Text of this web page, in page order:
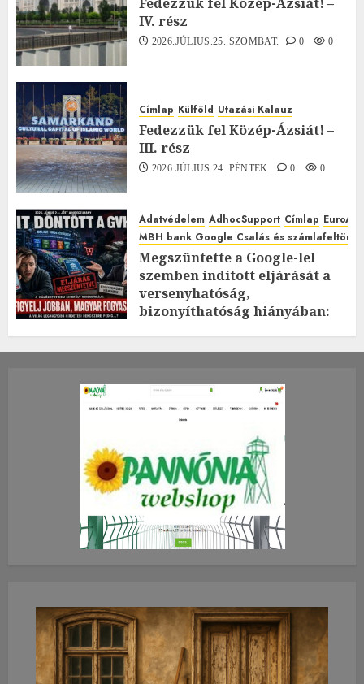
IV. rész
2026.JÚLIUS.25. SZOMBAT. 0 0
Címlap Külföld Utazási Kalauz
Fedezzük fel Közép-Ázsiát! –
III. rész
2026.JÚLIUS.24. PÉNTEK. 0 0
Adatvédelem AdhocSupport Címlap
MBH bank Google Csalás és
Megszüntette a Google-lel
szemben indított eljárását a
versenyhatóság,
bizonyíthatóság hiányában:
2026.JÚLIUS.23. CSÜTÖRTÖK.
0